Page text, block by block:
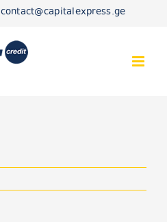
contact@capitalexpress.ge